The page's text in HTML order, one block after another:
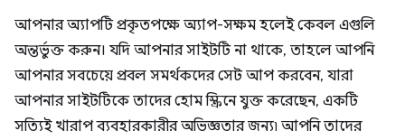
আপনার অ্যাপটি প্রকৃতপক্ষে অ্যাপ-সক্ষম হলেই কেবল এগুলি
অন্তর্ভুক্ত করুন। যদি আপনার সাইটটি না থাকে, তাহলে আপনি
আপনার সবচেয়ে প্রবল সমর্থকদের সেট আপ করবেন, যারা
আপনার সাইটটিকে তাদের হোম স্ক্রিনে যুক্ত করেছেন, একটি
সত্যিই খারাপ ব্যবহারকারীর অভিজ্ঞতার জন্য৷ আপনি তাদের